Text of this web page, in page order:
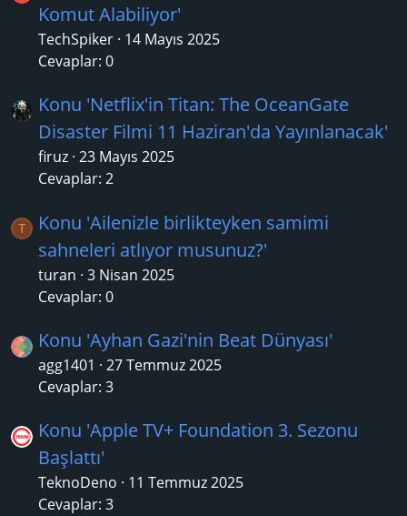
Komut Alabiliyor'
TechSpiker 14 Mayıs 2025
Cevaplar: 0
Konu 'Netflix'in Titan: The OceanGate
Disaster Filmi 11 Haziran'da Yayınlanacak'
firuz 23 Mayıs 2025
Cevaplar: 2
T
Konu 'Ailenizle birlikteyken samimi
sahneleri atlıyor musunuz?'
turan 3 Nisan 2025
Cevaplar: 0
Konu 'Ayhan Gazi'nin Beat Dünyası'
agg1401
27 Temmuz 2025
Cevaplar: 3
Konu 'Apple TV+ Foundation 3. Sezonu
Başlattı'
TeknoDeno
11 Temmuz 2025
Cevaplar: 3